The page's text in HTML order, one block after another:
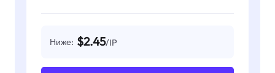
Ниже: $2.45/IP